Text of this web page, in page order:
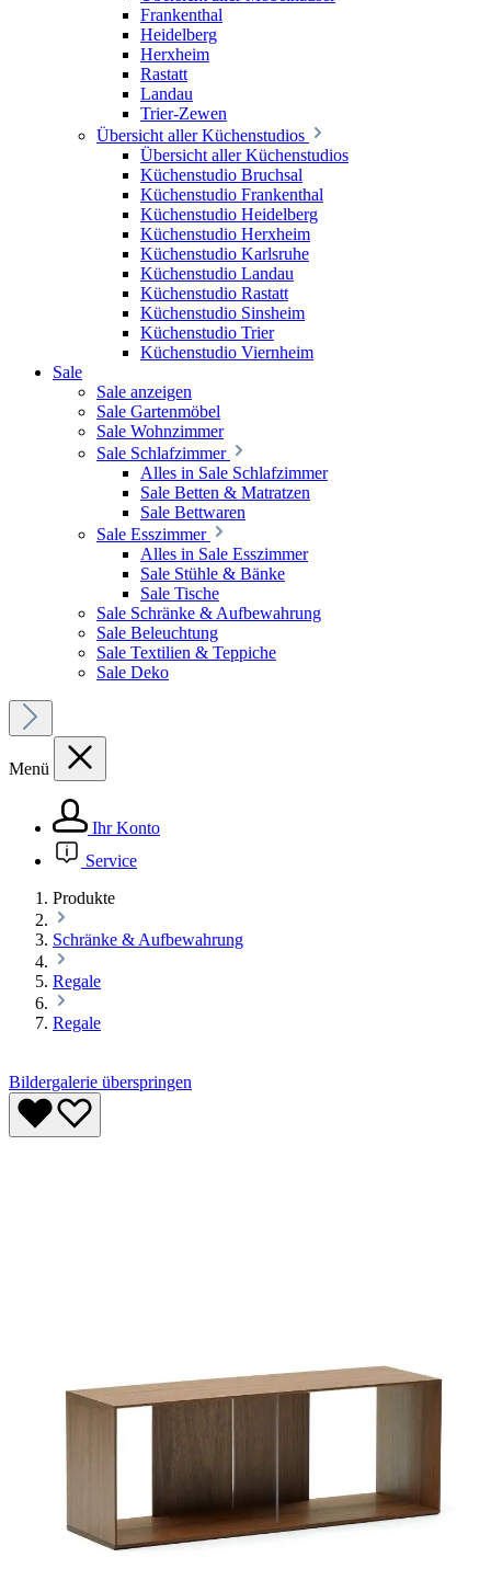
Frankenthal
Heidelberg
Herxheim
Rastatt
Landau
Trier-Zewen
Übersicht aller Küchenstudios
Übersicht aller Küchenstudios
Küchenstudio Bruchsal
Küchenstudio Frankenthal
Küchenstudio Heidelberg
Küchenstudio Herxheim
Küchenstudio Karlsruhe
Küchenstudio Landau
Küchenstudio Rastatt
Küchenstudio Sinsheim
Küchenstudio Trier
Küchenstudio Viernheim
Sale
Sale anzeigen
Sale Gartenmöbel
Sale Wohnzimmer
Sale Schlafzimmer
Alles in Sale Schlafzimmer
Sale Betten & Matratzen
Sale Bettwaren
Sale Esszimmer
Alles in Sale Esszimmer
Sale Stühle & Bänke
Sale Tische
Sale Schränke & Aufbewahrung
Sale Beleuchtung
Sale Textilien & Teppiche
Sale Deko
Menü
Ihr Konto
Service
Produkte
Schränke & Aufbewahrung
Regale
Regale
Bildergalerie überspringen